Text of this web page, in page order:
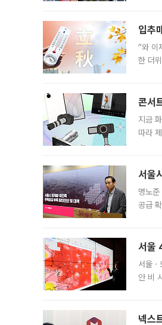
입추
“와 이
한 더
콘서
지금
따라
서울
명노
공급
서울
서울
안 비
넥스